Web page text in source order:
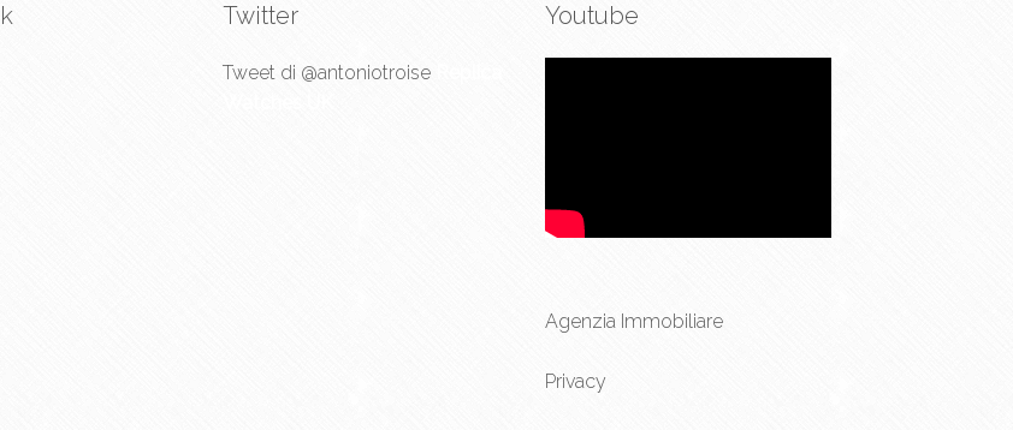
Twitter
Tweet di @antoniotroise
Youtube
Agenzia Immobiliare
Privacy